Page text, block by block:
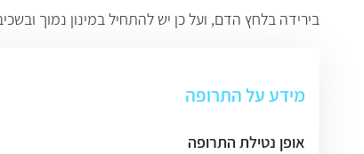
בירידה בלחץ הדם, ועל כן יש להתחיל במינון נמוך
מידע על התרופה
אופן נטילת התרופה